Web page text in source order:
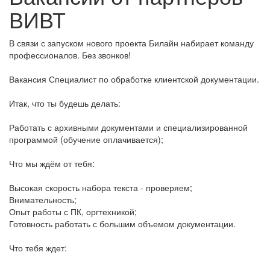
ВИВТ
В связи с запуском нового проекта Билайн набирает команду
профессионалов. Без звонков!
Вакансия Специалист по обработке клиентской документации.
Итак, что ты будешь делать:
Работать с архивными документами и специализированной
программой (обучение оплачивается);
Что мы ждём от тебя:
Высокая скорость набора текста - проверяем;
Внимательность;
Опыт работы с ПК, оргтехникой;
Готовность работать с большим объемом документации.
Что тебя ждет: